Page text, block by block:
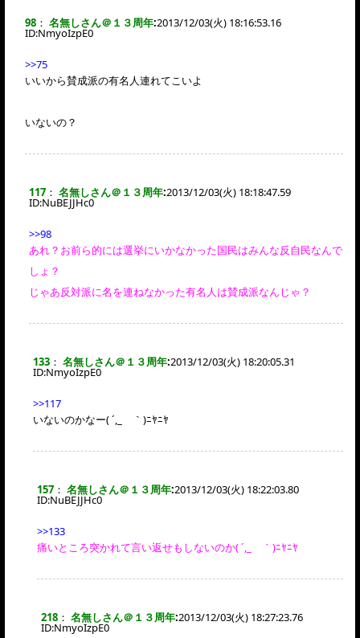
98 ： 名無しさん＠１３周年:2013/12/03(火) 18:16:53.16
ID:NmyoIzpE0
>>75
いいから賛成派の有名人連れてこいよ
いないの？
117 ： 名無しさん＠１３周年:2013/12/03(火) 18:18:47.59
ID:NuBEJJHc0
>>98
あれ？お前ら的には選挙にいかなかった国民はみんな反自民なんで
しょ？
じゃあ反対派に名を連ねなかった有名人は賛成派なんじゃ？
133 ： 名無しさん＠１３周年:2013/12/03(火) 18:20:05.31
ID:NmyoIzpE0
>>117
いないのかなー( ´,_ゝ｀)ﾆﾔﾆﾔ
157 ： 名無しさん＠１３周年:2013/12/03(火) 18:22:03.80
ID:NuBEJJHc0
>>133
痛いところ突かれて言い返せもしないのか( ´,_ゝ｀)ﾆﾔﾆﾔ
218 ： 名無しさん＠１３周年:2013/12/03(火) 18:27:23.76
ID:NmyoIzpE0